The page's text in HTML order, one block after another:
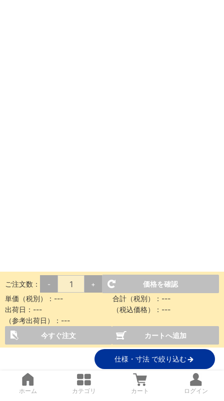
ご注文数： - +
価格を確認
単価（税別）： --- 合計（税別）： ---
出荷日： --- （税込価格）： ---
（参考出荷日）： ---
今すぐ注文
カートへ追加
仕様・寸法 で絞り込む
ホーム カテゴリ カート ログイン